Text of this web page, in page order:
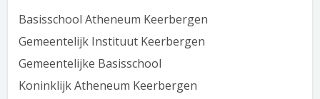
Basisschool Atheneum Keerbergen
Gemeentelijk Instituut Keerbergen
Gemeentelijke Basisschool
Koninklijk Atheneum Keerbergen